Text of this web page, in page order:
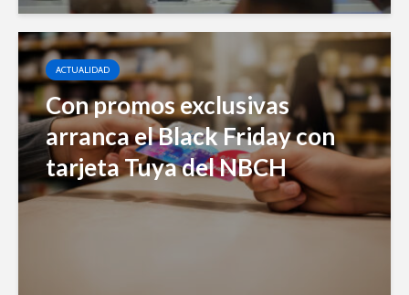
ACTUALIDAD
Con promos exclusivas
arranca el Black Friday con
tarjeta Tuya del NBCH